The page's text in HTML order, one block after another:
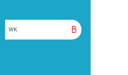
B
WK